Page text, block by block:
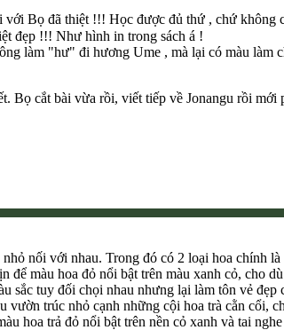
với Bọ đã thiệt !!! Học được đủ thứ , chứ không
đẹp !!! Như hình in trong sách á !
làm "hư" đi hương Ume , mà lại có màu làm
cắt bài vừa rồi, viết tiếp về Jonangu rồi mới
nối với nhau. Trong đó có 2 loại hoa chính
để màu hoa đỏ nổi bật trên màu xanh cỏ, cho
sắc tuy đối chọi nhau nhưng lại làm tôn vẻ
vườn trúc nhỏ cạnh những cội hoa trà cằn cổi,
hoa trả đỏ nổi bật trên nền cỏ xanh và tai